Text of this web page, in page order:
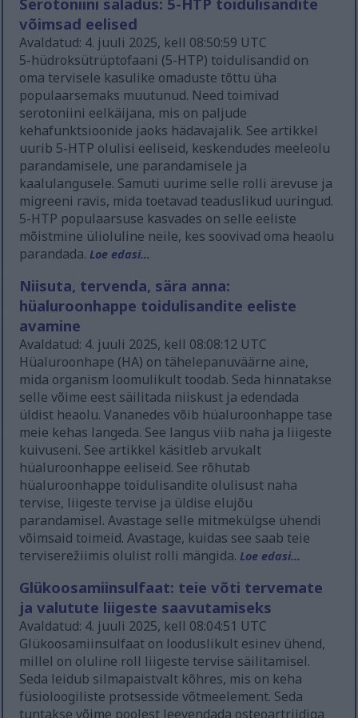
võimsad eelised
Avaldatud: 4. juuli 2025, kell 08:50:59 UTC
5-hüdroksütrüptofaani (5-HTP) toidulisandid on
oma tervisele kasulike omaduste tõttu üha
populaarsemaks muutunud. Need toimivad
serotoniini eelkäijana, mis on paljude
kehafunktsioonide jaoks hädavajalik. See artikkel
uurib 5-HTP olulisi eeliseid, keskendudes meeleolu
parandamisele, une parandamisele ja
kaalulangusele. Samuti uurime selle rolli ärevuse ja
migreeni ravis, mida toetavad teaduslikud uuringud.
5-HTP populaarsuse kasvades on selle eeliste
mõistmine ülioluline neile, kes soovivad oma heaolu
parandada.Loe edasi...
Niisuta, tervenda, sära anna:
hüaluroonhappe toidulisandite eeliste
avamine
Avaldatud: 4. juuli 2025, kell 08:08:12 UTC
Hüaluroonhape (HA) on tähelepanuväärne aine,
mida organism loomulikult toodab. Seda hinnatakse
selle võime eest säilitada niiskust ja edendada
üldist heaolu. Vananedes võib hüaluroonhappe tase
meie kehas langeda. See langus viib naha ja liigeste
kuivuseni. See artikkel käsitleb arvukalt
hüaluroonhappe eeliseid. See rõhutab
hüaluroonhappe toidulisandite olulisust naha
tervise, liigeste tervise ja üldise elujõu
parandamisel. Avastage selle mitmekülgse ühendi
võimsaid toimeid. Avastage, kuidas see saab teie
terviserežiimis olulist rolli mängida.Loe edasi...
Glükoosamiinsulfaat: teie võti tervemate
ja valutute liigeste saavutamiseks
Avaldatud: 4. juuli 2025, kell 08:04:51 UTC
Glükoosamiinsulfaat on looduslikult esinev ühend,
millel on oluline roll liigeste tervise säilitamisel.
Seda leidub silmapaistvalt kõhres, mis on keha
füsioloogiliste protsesside võtmeelement. Seda
tuntakse võime poolest leevendada osteoartriidiga